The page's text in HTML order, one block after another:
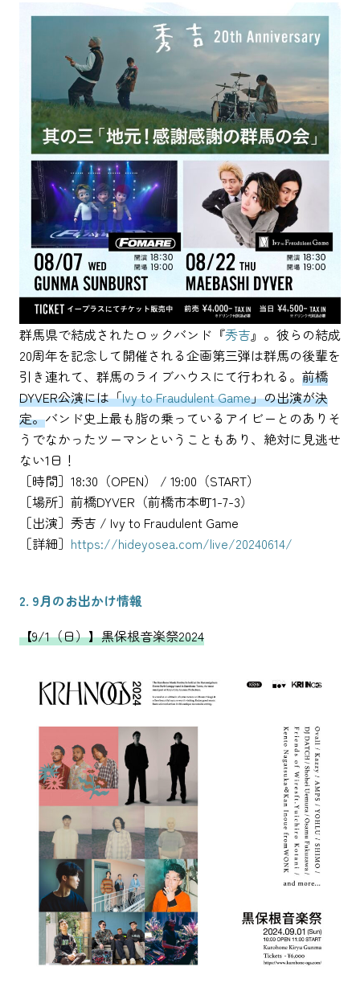
群馬県で結成されたロックバンド『秀吉』。彼らの結成
20周年を記念して開催される企画第三弾は群馬の後輩を
引き連れて、群馬のライブハウスにて行われる。 前橋
DYVER公演には「Ivy to Fraudulent Game」の出演が決
定。バンド史上最も脂の乗っているアイビーとのありそ
うでなかったツーマンということもあり、絶対に見逃せ
ない1日！
［時間］18:30（OPEN） / 19:00（START）
［場所］前橋DYVER（前橋市本町1-7-3）
［出演］秀吉 / Ivy to Fraudulent Game
［詳細］ https://hideyosea.com/live/20240614/
2. 9月のお出かけ情報
【9/1（日）】黒保根音楽祭2024